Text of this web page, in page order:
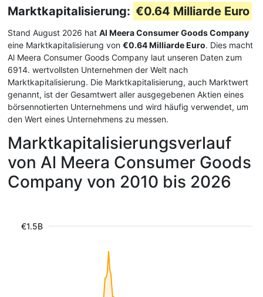
Marktkapitalisierung: €0.64 Milliarde Euro
Stand August 2026 hat Al Meera Consumer Goods Company
eine Marktkapitalisierung von €0.64 Milliarde Euro. Dies macht
Al Meera Consumer Goods Company laut unseren Daten zum
6914. wertvollsten Unternehmen der Welt nach
Marktkapitalisierung. Die Marktkapitalisierung, auch Marktwert
genannt, ist der Gesamtwert aller ausgegebenen Aktien eines
börsennotierten Unternehmens und wird häufig verwendet, um
den Wert eines Unternehmens zu messen.
Marktkapitalisierungsverlauf
von Al Meera Consumer Goods
Company von 2010 bis 2026
€1.5B